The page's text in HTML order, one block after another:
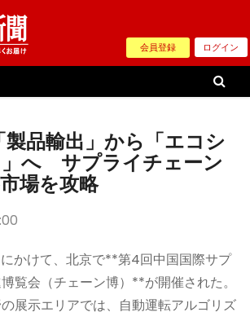
会員登録 ログイン
製品輸出」から「エコシ
」へ サプライチェーン
場を攻略
かけて、北京で**第4回中国国際サプ
覧会（チェーン博）**が開催された。
展示エリアでは、自動運転アルゴリズ